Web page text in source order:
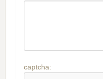
captcha: